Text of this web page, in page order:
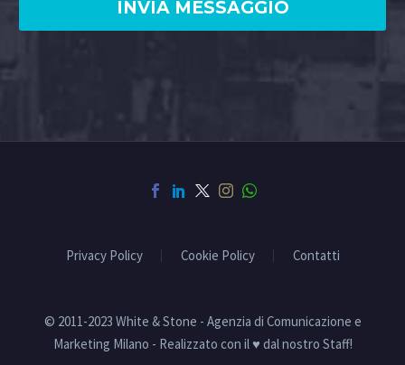
Privacy Policy Cookie Policy Contatti
© 2011-2023 White & Stone - Agenzia di Comunicazione e
Marketing Milano - Realizzato con il ♥ dal nostro Staff!